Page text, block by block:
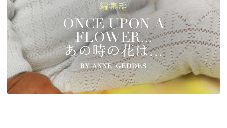
編集部
ONCE UPON A
FLOWER...
あの時の花は…
BYANNE GEDDES